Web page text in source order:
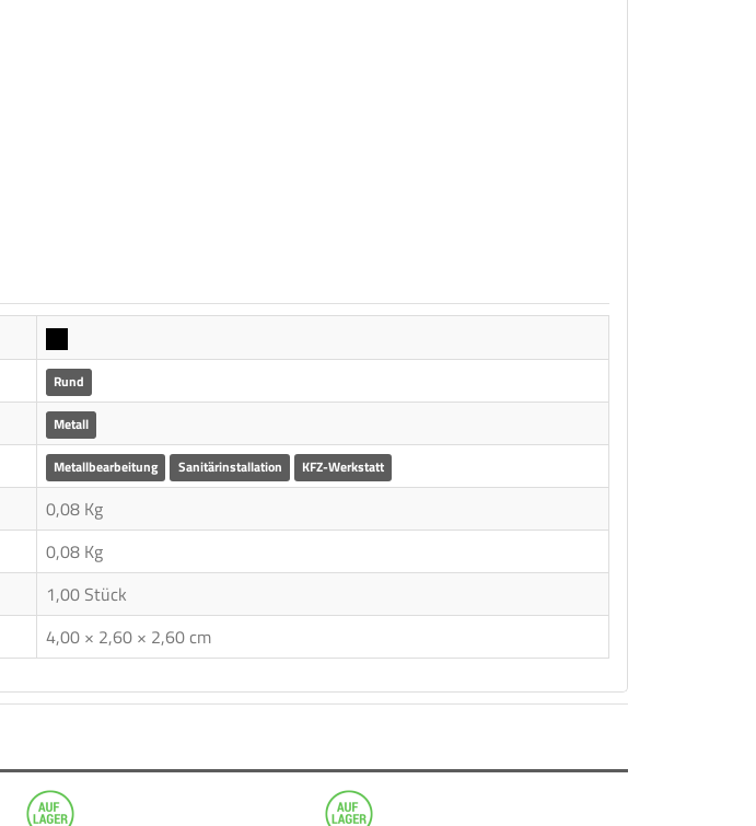
Rund
Metall
Metallbearbeitung Sanitärinstallation KFZ-Werkstatt
0,08 Kg
0,08 Kg
1,00 Stück
4,00 × 2,60 × 2,60 cm